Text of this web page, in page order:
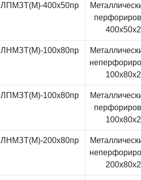
ЛПМЗТ(М)-400x50пр
ЛНМЗТ(М)-100x80пр
ЛПМЗТ(М)-100x80пр
ЛНМЗТ(М)-200x80пр